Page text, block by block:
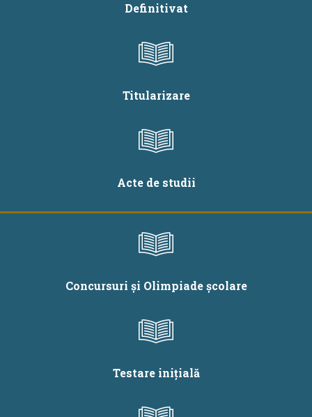
Definitivat
Titularizare
Acte de studii
Concursuri și Olimpiade școlare
Testare inițială